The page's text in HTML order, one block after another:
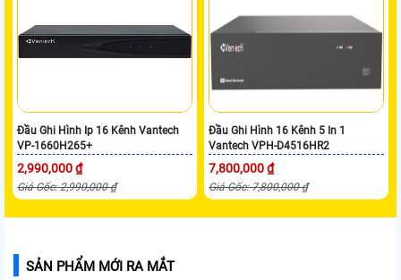
Đầu Ghi Hình Ip 16 Kênh Vantech
VP-1660H265+
2,990,000 ₫
Giá Gốc: 2,990,000 ₫
Đầu Ghi Hình 16 Kênh 5 In 1
Vantech VPH-D4516HR2
7,800,000 ₫
Giá Gốc: 7,800,000 ₫
SẢN PHẨM MỚI RA MẮT